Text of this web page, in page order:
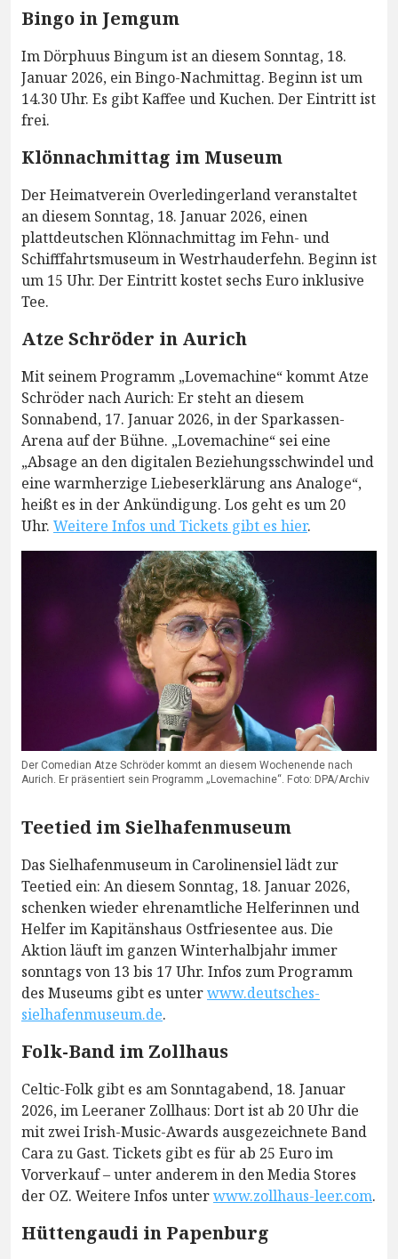
Bingo in Jemgum
Im Dörphuus Bingum ist an diesem Sonntag, 18.
Januar 2026, ein Bingo-Nachmittag. Beginn ist um
14.30 Uhr. Es gibt Kaffee und Kuchen. Der Eintritt ist
frei.
Klönnachmittag im Museum
Der Heimatverein Overledingerland veranstaltet
an diesem Sonntag, 18. Januar 2026, einen
plattdeutschen Klönnachmittag im Fehn- und
Schifffahrtsmuseum in Westrhauderfehn. Beginn ist
um 15 Uhr. Der Eintritt kostet sechs Euro inklusive
Tee.
Atze Schröder in Aurich
Mit seinem Programm „Lovemachine“ kommt Atze
Schröder nach Aurich: Er steht an diesem
Sonnabend, 17. Januar 2026, in der Sparkassen-
Arena auf der Bühne. „Lovemachine“ sei eine
„Absage an den digitalen Beziehungsschwindel und
eine warmherzige Liebeserklärung ans Analoge“,
heißt es in der Ankündigung. Los geht es um 20
Uhr. Weitere Infos und Tickets gibt es hier.
Der Comedian Atze Schröder kommt an diesem Wochenende nach
Aurich. Er präsentiert sein Programm „Lovemachine“. Foto: DPA/Archiv
Teetied im Sielhafenmuseum
Das Sielhafenmuseum in Carolinensiel lädt zur
Teetied ein: An diesem Sonntag, 18. Januar 2026,
schenken wieder ehrenamtliche Helferinnen und
Helfer im Kapitänshaus Ostfriesentee aus. Die
Aktion läuft im ganzen Winterhalbjahr immer
sonntags von 13 bis 17 Uhr. Infos zum Programm
des Museums gibt es unterwww.deutsches-
sielhafenmuseum.de.
Folk-Band im Zollhaus
Celtic-Folk gibt es am Sonntagabend, 18. Januar
2026, im Leeraner Zollhaus: Dort ist ab 20 Uhr die
mit zwei Irish-Music-Awards ausgezeichnete Band
Cara zu Gast. Tickets gibt es für ab 25 Euro im
Vorverkauf – unter anderem in den Media Stores
der OZ. Weitere Infos unterwww.zollhaus-leer.com.
Hüttengaudi in Papenburg